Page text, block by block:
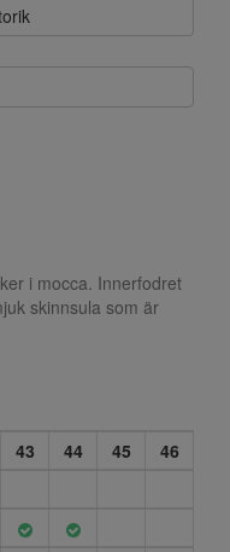
i mocca. Innerfodret
skinnsula som är
43 44 45
46